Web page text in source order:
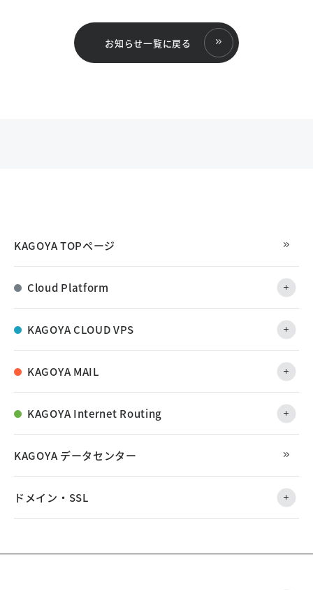
お知らせ一覧に戻る
KAGOYA TOPページ
Cloud Platform
KAGOYA CLOUD VPS
KAGOYA MAIL
KAGOYA Internet Routing
KAGOYA データセンター
ドメイン・SSL